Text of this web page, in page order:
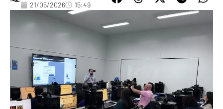
21/05/2026 15:49